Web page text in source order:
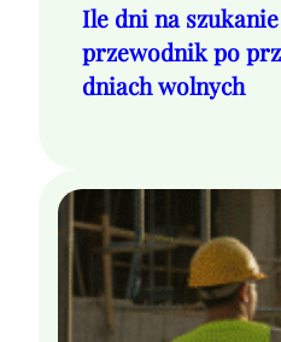
Ile dni na
przewodnik po
dniach wolnych